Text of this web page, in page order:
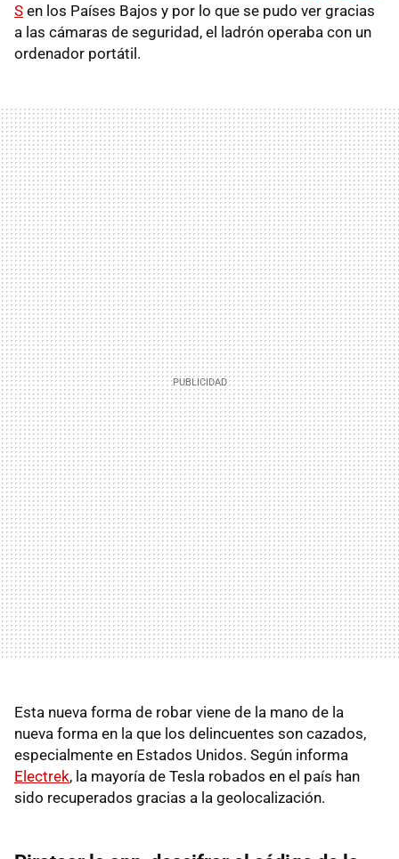
S en los Países Bajos y por lo que se pudo ver gracias
a las cámaras de seguridad, el ladrón operaba con un
ordenador portátil.
Esta nueva forma de robar viene de la mano de la
nueva forma en la que los delincuentes son cazados,
especialmente en Estados Unidos. Según informa
Electrek, la mayoría de Tesla robados en el país han
sido recuperados gracias a la geolocalización.